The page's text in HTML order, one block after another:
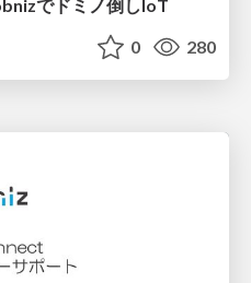
でドミノ倒しIoT
0 280